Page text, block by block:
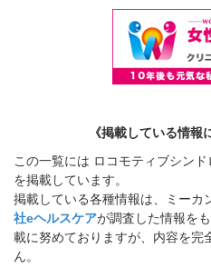
《掲載している情報
この一覧には ロコモティブシン
を掲載しています。
掲載している各種情報は、ミーカ
社eヘルスケアが調査した情報を
載に努めておりますが、内容を完
ん。